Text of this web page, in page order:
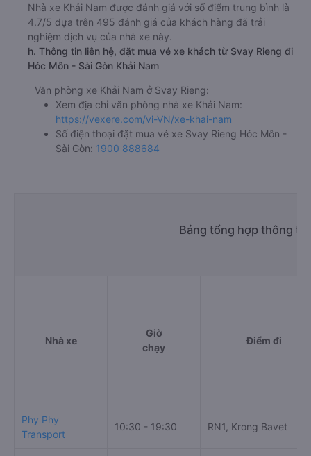
Nhà xe Khải Nam được đánh giá với số điểm trung bình là
4.7/5 dựa trên 495 đánh giá của khách hàng đã trải
nghiệm dịch vụ của nhà xe này.
h. Thông tin liên hệ, đặt mua vé xe khách từ Svay Rieng đi
Hóc Môn - Sài Gòn Khải Nam
Văn phòng xe Khải Nam ở Svay Rieng:
Xem địa chỉ văn phòng nhà xe Khải Nam:
https://vexere.com/vi-VN/xe-khai-nam
Số điện thoại đặt mua vé xe Svay Rieng Hóc Môn -
Sài Gòn: 1900 888684
Bảng tổng hợp thông
Nhà xe
Giờ
chạy
Điểm đi
Phy Phy
Transport
10:30 - 19:30 RN1, Krong Bavet